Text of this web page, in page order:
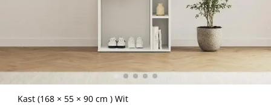
Kast (168 × 55 × 90 cm ) Wit